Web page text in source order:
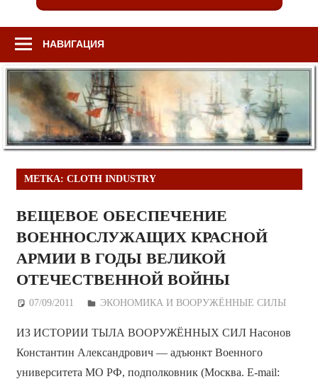
НАВИГАЦИЯ
МЕТКА: CLOTH INDUSTRY
ВЕЩЕВОЕ ОБЕСПЕЧЕНИЕ
ВОЕННОСЛУЖАЩИХ КРАСНОЙ
АРМИИ В ГОДЫ ВЕЛИКОЙ
ОТЕЧЕСТВЕННОЙ ВОЙНЫ
07/09/2011 Дежурный по Редакции
ЭКОНОМИКА И ВООРУЖЁННЫЕ СИЛЫ
ИЗ ИСТОРИИ ТЫЛА ВООРУЖЁННЫХ СИЛ Насонов
Константин Александрович — адъюнкт Военного
университета МО РФ, подполковник (Москва. E-mail: